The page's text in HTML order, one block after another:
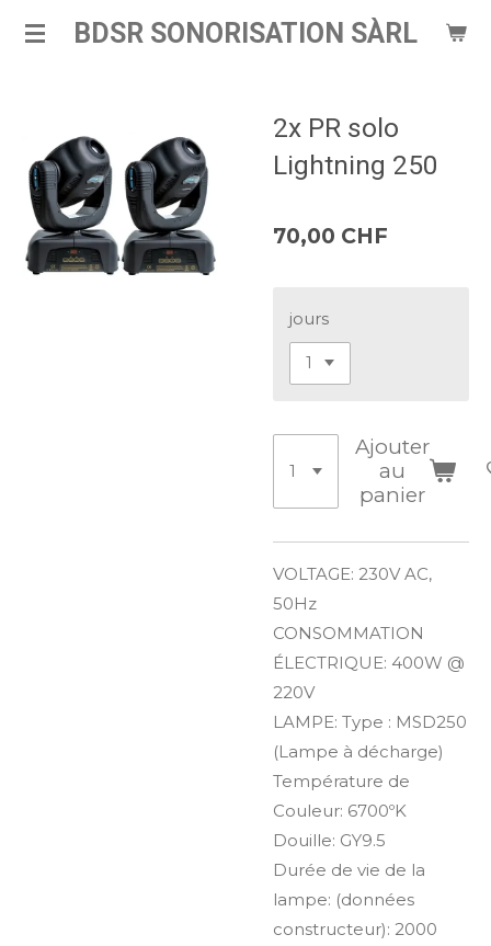
Passer
BDSR SONORISATION SÀRL
2x PR solo
Lightning 250
70,00 CHF
jours
Ajouter
au
panier
VOLTAGE: 230V AC,
50Hz
CONSOMMATION
ÉLECTRIQUE: 400W @
220V
LAMPE: Type : MSD250
(Lampe à décharge)
Température de
Couleur: 6700ºK
Douille: GY9.5
Durée de vie de la
lampe: (données
constructeur): 2000